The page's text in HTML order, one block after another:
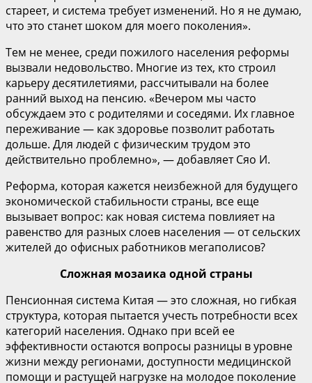
стареет, и система требует изменений. Но я не думаю,
что это станет шоком для моего поколения».
Тем не менее, среди пожилого населения реформы
вызвали недовольство. Многие из тех, кто строил
карьеру десятилетиями, рассчитывали на более
ранний выход на пенсию. «Вечером мы часто
обсуждаем это с родителями и соседями. Их главное
переживание — как здоровье позволит работать
дольше. Для людей с физическим трудом это
действительно проблемно», — добавляет Сяо И.
Реформа, которая кажется неизбежной для будущего
экономической стабильности страны, все еще
вызывает вопрос: как новая система повлияет на
равенство для разных слоев населения — от сельских
жителей до офисных работников мегаполисов?
Сложная мозаика одной страны
Пенсионная система Китая — это сложная, но гибкая
структура, которая пытается учесть потребности всех
категорий населения. Однако при всей ее
эффективности остаются вопросы разницы в уровне
жизни между регионами, доступности медицинской
помощи и растущей нагрузке на молодое поколение